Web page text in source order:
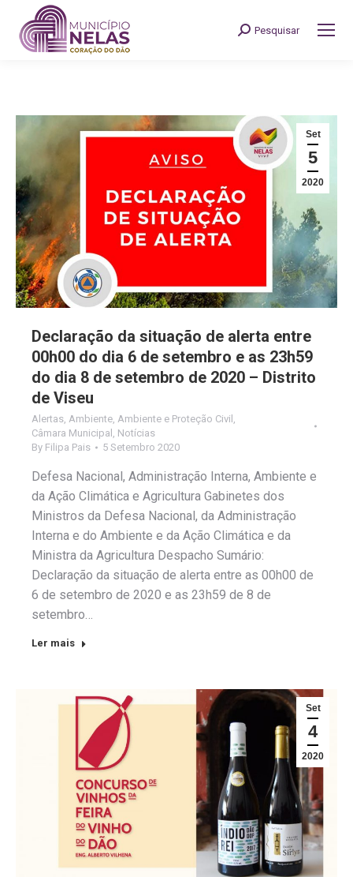
Search:
Pesquisar
Set
5
2020
Declaração da situação de alerta entre
00h00 do dia 6 de setembro e as 23h59
do dia 8 de setembro de 2020 – Distrito
de Viseu
Alertas, Ambiente, Ambiente e Proteção Civil ,
Câmara Municipal , Notícias
By Filipa Pais 5 Setembro 2020
Defesa Nacional, Administração Interna, Ambiente e
da Ação Climática e Agricultura Gabinetes dos
Ministros da Defesa Nacional, da Administração
Interna e do Ambiente e da Ação Climática e da
Ministra da Agricultura Despacho Sumário:
Declaração da situação de alerta entre as 00h00 de
6 de setembro de 2020 e as 23h59 de 8 de
setembro…
Ler mais
Set
4
2020